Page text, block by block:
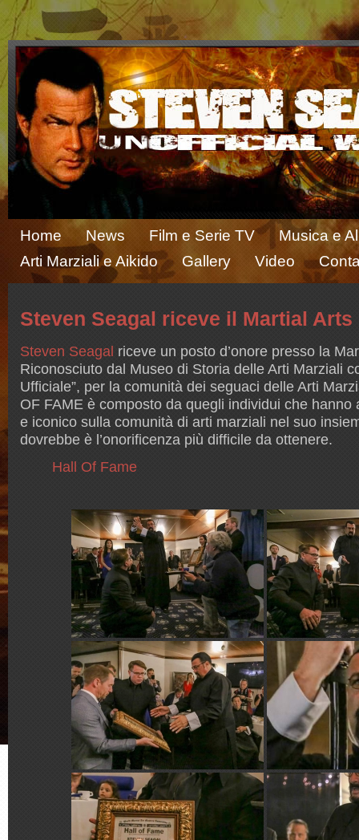
Home News Film e Serie TV
Musica e
Arti Marziali e Aikido
Gallery Video
Steven Seagal riceve il Martial Arts
Steven Seagal riceve un posto d’onore presso la
Riconosciuto dal Museo di Storia delle Arti Marziali
Ufficiale”, per la comunità dei seguaci delle Arti
OF FAME è composto da quegli individui che hanno
e iconico sulla comunità di arti marziali nel suo
dovrebbe è l’onorificenza più difficile da ottenere.
Hall Of Fame